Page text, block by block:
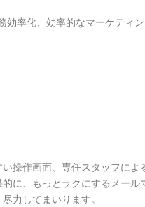
率化、効率的なマーケティ
操作画面、専任スタッフに
に、もっとラクにするメール
力してまいります。